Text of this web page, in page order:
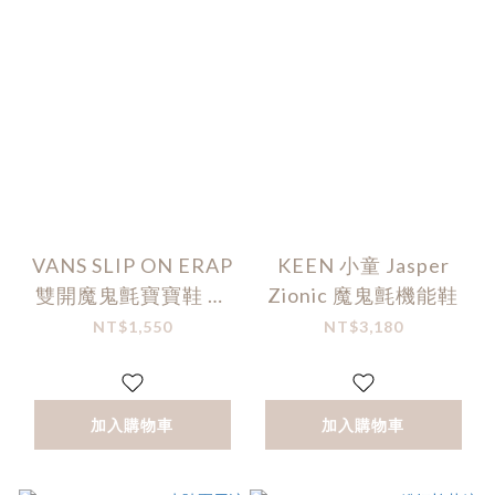
VANS SLIP ON ERAP
雙開魔鬼氈寶寶鞋 黑
色
NT$1,550
加入購物車
KEEN 小童 Jasper
Zionic 魔鬼氈機能鞋
NT$3,180
加入購物車